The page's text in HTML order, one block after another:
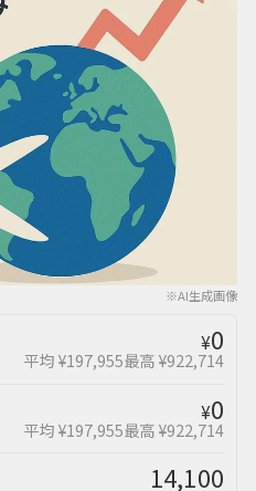
※AI生成画像
¥0
平均 ¥197,955最高 ¥922,714
¥0
平均 ¥197,955最高 ¥922,714
14,100